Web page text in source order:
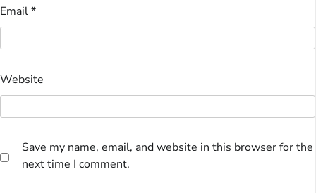
Email*
Website
Save my name, email, and website in this browser for the
next time I comment.